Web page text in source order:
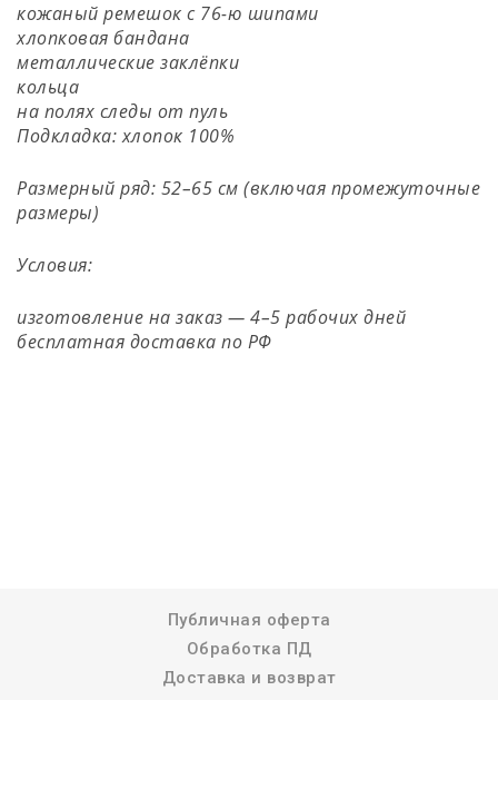
кожаный ремешок с 76-ю шипами
хлопковая бандана
металлические заклёпки
кольца
на полях следы от пуль
Подкладка: хлопок 100%
Размерный ряд: 52–65 см (включая промежуточные
размеры)
Условия:
изготовление на заказ — 4–5 рабочих дней
бесплатная доставка по РФ
Публичная оферта
Обработка ПД
Доставка и возврат